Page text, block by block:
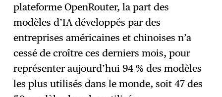
→ S'abonner
plateforme OpenRouter, la part des
modèles d’IA développés par des
entreprises américaines et chinoises n’a
cessé de croître ces derniers mois, pour
représenter aujourd’hui 94 % des modèles
les plus utilisés dans le monde, soit 47 des